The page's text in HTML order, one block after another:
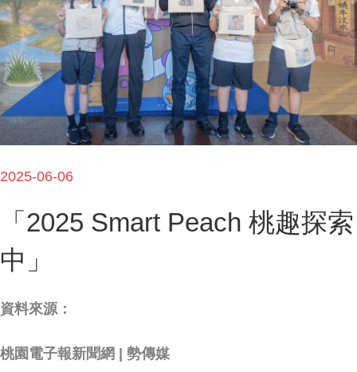
2025-06-06
「2025 Smart Peach 桃趣探索
中」
資料來源：
桃園電子報新聞網 | 勢傳媒